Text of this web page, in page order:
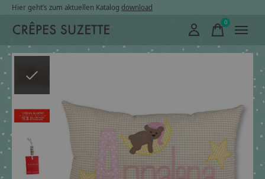
Hier geht’s zum aktuellen Katalog download
0items